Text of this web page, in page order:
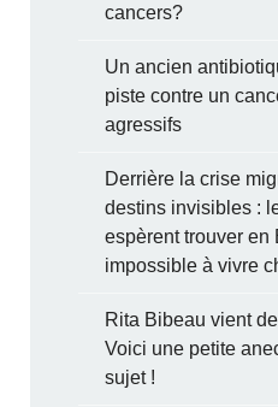
cancers?
Un ancien
piste contre un
agressifs
Derrière la crise
destins invisibles :
espèrent trouver en
impossible à vivre
Rita Bibeau vient
Voici une petite
sujet !